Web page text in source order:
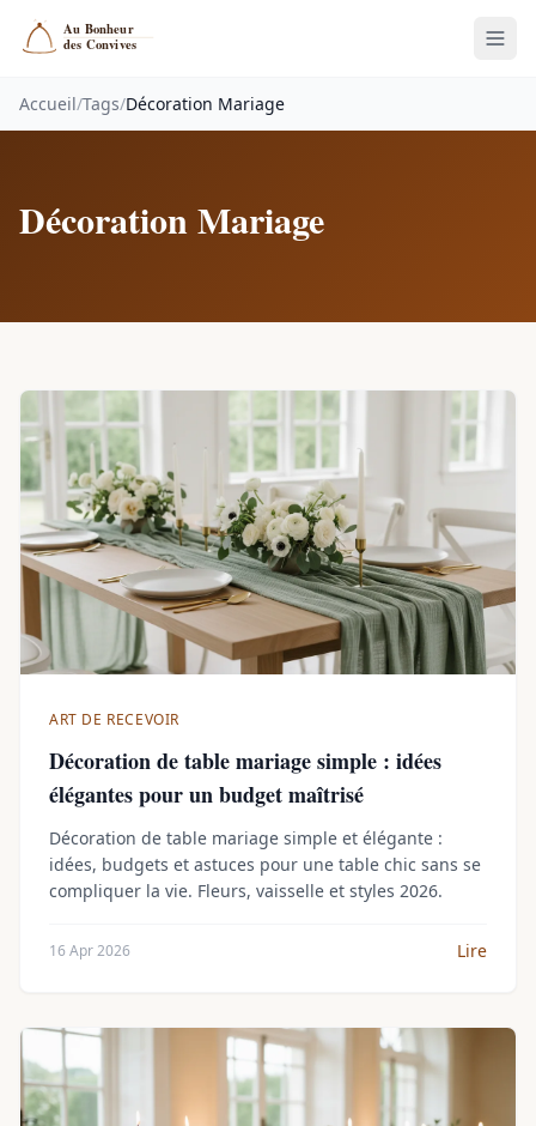
Accueil/Tags/Décoration Mariage
Décoration Mariage
ART DE RECEVOIR
Décoration de table mariage simple : idées
élégantes pour un budget maîtrisé
Décoration de table mariage simple et élégante :
idées, budgets et astuces pour une table chic sans se
compliquer la vie. Fleurs, vaisselle et styles 2026.
16 Apr 2026 Lire